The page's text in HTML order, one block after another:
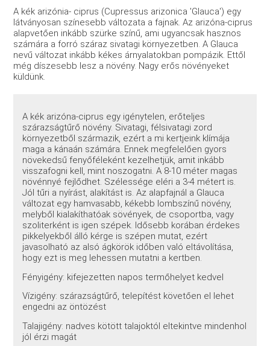
A kék arizónia- ciprus (Cupressus arizonica 'Glauca') egy
látványosan színesebb változata a fajnak. Az arizóna-ciprus
alapvetően inkább szürke színű, ami ugyancsak hasznos
számára a forró száraz sivatagi környezetben. A Glauca
nevű változat inkább kékes árnyalatokban pompázik. Ettől
még díszesebb lesz a növény. Nagy erős növényeket
küldünk.
A kék arizóna-ciprus egy igénytelen, erőteljes
szárazságtűrő növény. Sivatagi, félsivatagi zord
környezetből származik, ezért a mi kertjeink klímája
maga a kánaán számára. Ennek megfelelően gyors
növekedsű fenyőféleként kezelhetjük, amit inkább
visszafogni kell, mint noszogatni. A 8-10 méter magas
növénnyé fejlődhet. Szélessége eléri a 3-4 métert is.
Jól tűri a nyírást, alakítást is. Az alapfajnál a Glauca
változat egy hamvasabb, kékebb lombszínű növény,
melyből kialakíthatóak sövények, de csoportba, vagy
szoliterként is igen szépek. Idősebb korában érdekes
pikkelyekből álló kérge is szépen mutat, ezért
javasolható az alsó ágkörök időben való eltávolítása,
hogy ezt is meg lehessen mutatni a kertben.
Fényigény: kifejezetten napos termőhelyet kedvel
Vízigény: szárazságtűrő, telepítést követően el lehet
engedni az öntözést
Talajigény: nadves kötött talajoktól eltekintve mindenhol
jól érzi magát